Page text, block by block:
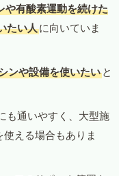
や有酸素運動を続けた
たい人に向いていま
ンや設備を使いたい と
も通いやすく、大型施
える場合もありま